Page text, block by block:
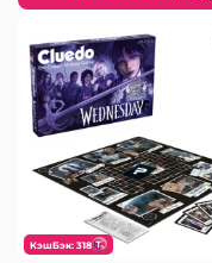
КэшБэк: 318